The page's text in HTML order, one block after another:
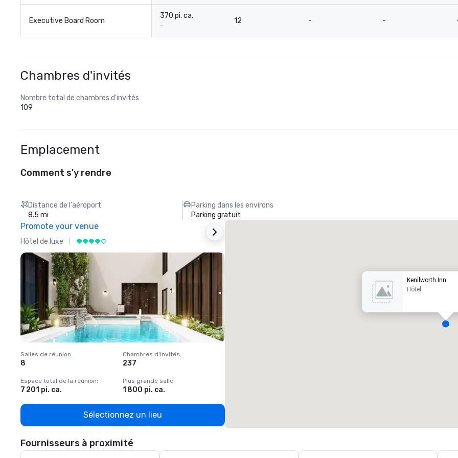
Executive Board Room
370 pi. ca.
-
12 - -
Chambres d'invités
Nombre total de chambres d'invités
109
Emplacement
Comment s'y rendre
Distance de l'aéroport
8.5 mi
Parking dans les environs
Parking gratuit
Promote your venue
Hôtel de luxe
Salles de réunion:
8
Chambres d'invités:
237
Espace total de la réunion:
7 201 pi. ca.
Plus grande salle:
1 800 pi. ca.
Sélectionnez un lieu
Kenilworth Inn
Hôtel
Fournisseurs à proximité